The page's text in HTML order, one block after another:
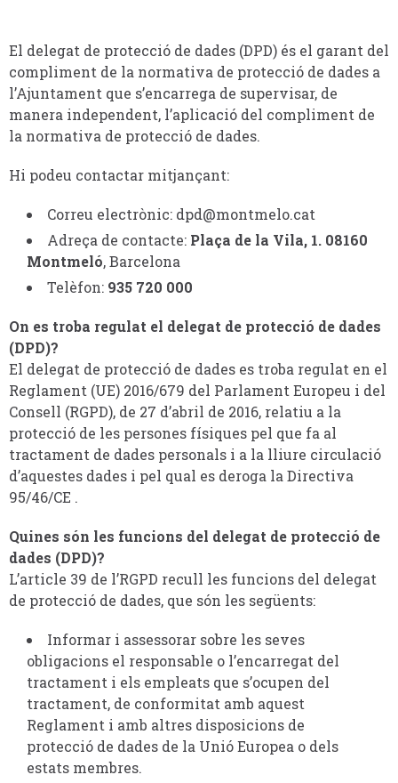
El delegat de protecció de dades (DPD) és el garant del
compliment de la normativa de protecció de dades a
l’Ajuntament que s’encarrega de supervisar, de
manera independent, l’aplicació del compliment de
la normativa de protecció de dades.
Hi podeu contactar mitjançant:
Correu electrònic: dpd@montmelo.cat
Adreça de contacte: Plaça de la Vila, 1. 08160
Montmeló, Barcelona
Telèfon: 935 720 000
On es troba regulat el delegat de protecció de dades
(DPD)?
El delegat de protecció de dades es troba regulat en el
Reglament (UE) 2016/679 del Parlament Europeu i del
Consell (RGPD), de 27 d’abril de 2016, relatiu a la
protecció de les persones físiques pel que fa al
tractament de dades personals i a la lliure circulació
d’aquestes dades i pel qual es deroga la Directiva
95/46/CE .
Quines són les funcions del delegat de protecció de
dades (DPD)?
L’article 39 de l’RGPD recull les funcions del delegat
de protecció de dades, que són les següents:
Informar i assessorar sobre les seves
obligacions el responsable o l’encarregat del
tractament i els empleats que s’ocupen del
tractament, de conformitat amb aquest
Reglament i amb altres disposicions de
protecció de dades de la Unió Europea o dels
estats membres.